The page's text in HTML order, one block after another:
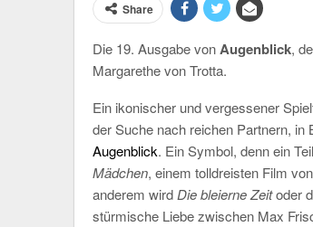
Share
Die 19. Ausgabe vonAugenblick,
Margarethe von Trotta.
Ein ikonischer und vergessener
der Suche nach reichen Partnern, in
Augenblick. Ein Symbol, denn ein
Mädchen, einem tolldreisten Film von
anderem wird Die bleierne Zeitoder
stürmische Liebe zwischen Max